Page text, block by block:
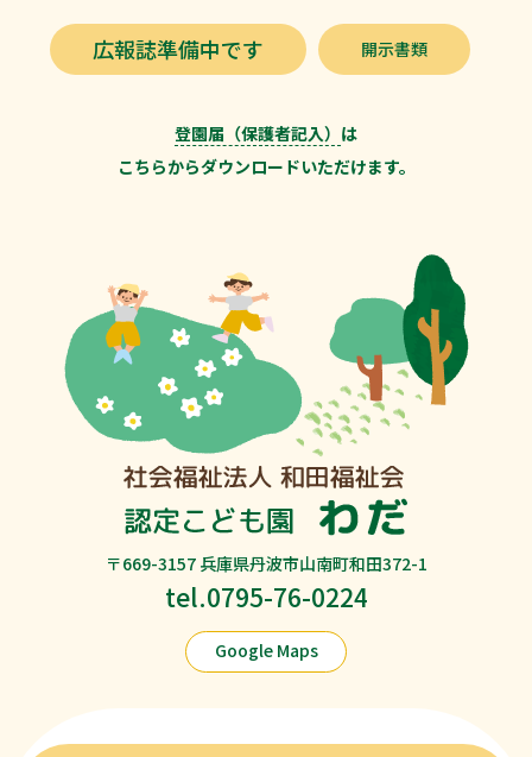
広報誌準備中です 開示書類
登園届（保護者記入） は
こちらからダウンロードいただけます。
〒669-3157 兵庫県丹波市山南町和田372-1
tel.0795-76-0224
Google Maps